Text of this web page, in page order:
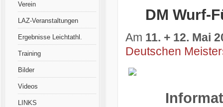
Verein
LAZ-Veranstaltungen
Ergebnisse Leichtathl.
Training
Bilder
Videos
LINKS
DM Wurf-
Am 11. + 12. Mai
Deutschen